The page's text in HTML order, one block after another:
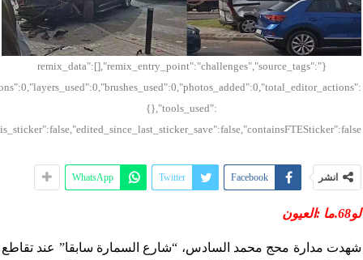
{"remix_data":[],"remix_entry_point":"challenges","source_tags":
{},"tools_used":
انشر Facebook
Twitter
WhatsApp
لو68.ما :العيون
شهدت مدارة محج محمد السادس، “شارع السمارة سابقا” عند تقاطع